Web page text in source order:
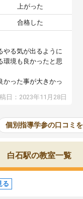
上がった
合格した
やる気が出るように
環境も良かったと思
かった事が大きかっ
日：2023年11月28日
個別指導学参の口コミ
白石駅の教室一覧
る